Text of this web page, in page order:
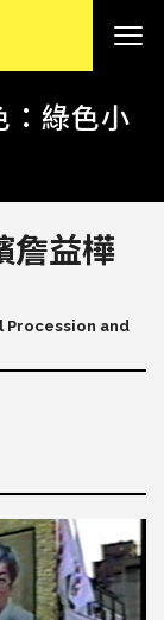
：綠色小
詹益樺
Procession and